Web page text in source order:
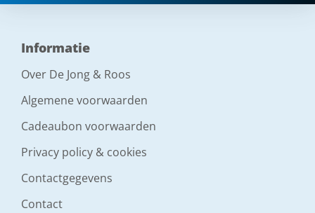
Informatie
Over De Jong & Roos
Algemene voorwaarden
Cadeaubon voorwaarden
Privacy policy & cookies
Contactgegevens
Contact